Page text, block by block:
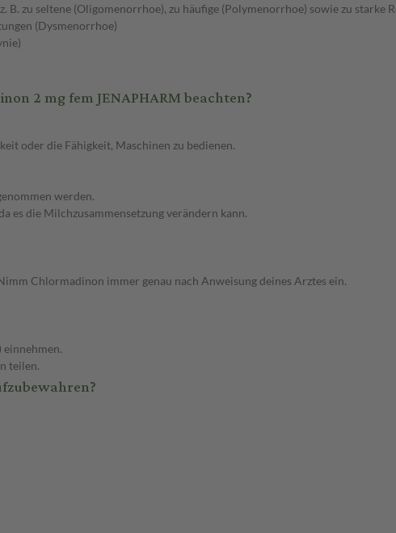
zu seltene (Oligomenorrhoe), zu häufige (Polymenorrhoe) sowie zu
(Dysmenorrhoe)
2 mg fem JENAPHARM beachten?
oder die Fähigkeit, Maschinen zu bedienen.
werden.
es die Milchzusammensetzung verändern kann.
Chlormadinon immer genau nach Anweisung deines Arztes ein.
einnehmen.
teilen.